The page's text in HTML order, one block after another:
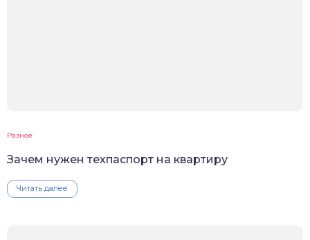
Разное
Зачем нужен техпаспорт на квартиру
Читать далее